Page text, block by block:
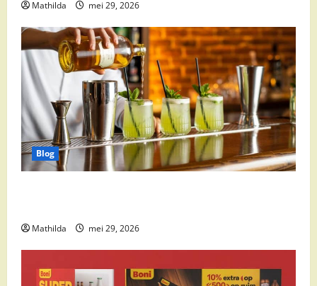
Mathilda mei 29, 2026
Blog
Mathilda mei 29, 2026